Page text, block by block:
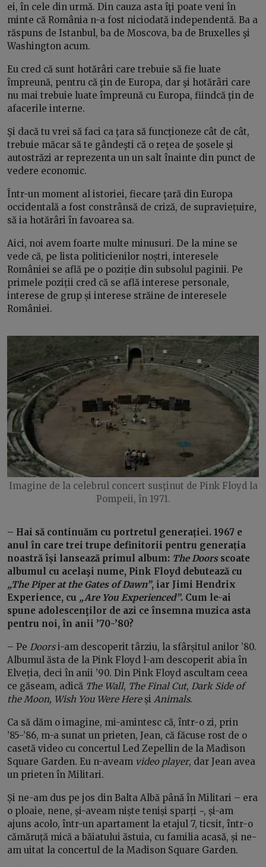
ei, în cele din urmă. Din cauza asta îţi poate veni în
minte că România n-a fost niciodată independentă. Ba a
răspuns de Istanbul, ba de Moscova, ba de Bruxelles şi
Washington acum.
Eu cred că sunt hotărâri care trebuie să fie luate
împreună, pentru că ţin de Europa, dar şi hotărâri care
nu mai trebuie luate împreună cu Europa, fiindcă ţin de
afacerile interne.
Şi dacă tu vrei să faci ca ţara să funcţioneze cât de cât,
trebuie măcar să te gândeşti că o reţea de şosele şi
autostrăzi ar reprezenta un un salt înainte din punct de
vedere economic.
Într-un moment al istoriei, fiecare ţară din Europa
occidentală a fost constrânsă de criză, de supraviețuire,
să ia hotărâri în favoarea sa.
Aici, noi avem foarte multe minusuri. De la mine se
vede că, pe lista politicienilor noștri, interesele
României se află pe o poziție din subsolul paginii. Pe
primele poziții cred că se află interese personale,
interese de grup și interese străine de interesele
României.
Imagine de la celebrul concert susţinut de Pink Floyd la
Pompeii, în 1971.
– Hai să continuăm cu portretul generației. 1967 e
anul în care trei trupe definitorii pentru generația
noastră își lansează primul album: The Doorsscoate
albumul cu acelaşi nume, Pink Floyd debutează cu
„The Piper at the Gates of Dawn”, iar Jimi Hendrix
Experience, cu „Are You Experienced”. Cum le-ai
spune adolescenţilor de azi ce însemna muzica asta
pentru noi, în anii ’70-’80?
– Pe Doorsi-am descoperit târziu, la sfârșitul anilor ’80.
Albumul ăsta de la Pink Floyd l-am descoperit abia în
Elveția, deci în anii ’90. Din Pink Floyd ascultam ceea
ce găseam, adică The Wall, The Final Cut, Dark Side of
the Moon, Wish You Were Hereși Animals.
Ca să dăm o imagine, mi-amintesc că, într-o zi, prin
’85-’86, m-a sunat un prieten, Jean, că făcuse rost de o
casetă video cu concertul Led Zepellin de la Madison
Square Garden. Eu n-aveam video player, dar Jean avea
un prieten în Militari.
Și ne-am dus pe jos din Balta Albă până în Militari – era
o ploaie, nene, și-aveam niște teniși sparți −, și-am
ajuns acolo, într-un apartament la etajul 7, ticsit, într-o
cămăruță mică a băiatului ăstuia, cu familia acasă, și ne-
am uitat la concertul de la Madison Square Garden.